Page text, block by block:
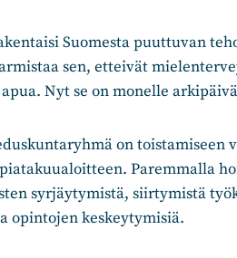
Suomesta puuttuvan
sen, etteivät
Nyt se on monelle
on
Paremmalla
syrjäytymistä, siirtymistä
opintojen keskeytymisiä.